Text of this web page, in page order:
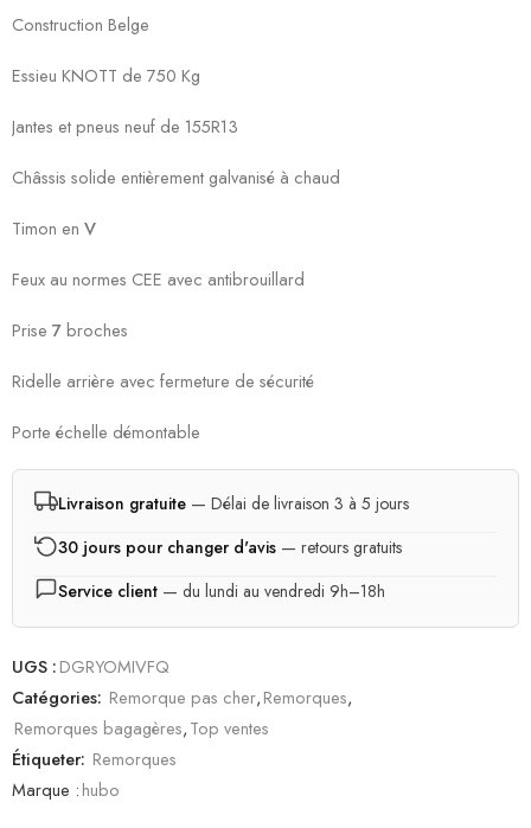
Construction Belge
Essieu KNOTT de 750 Kg
Jantes et pneus neuf de 155R13
Châssis solide entièrement galvanisé à chaud
Timon en V
Feux au normes CEE avec antibrouillard
Prise 7 broches
Ridelle arrière avec fermeture de sécurité
Porte échelle démontable
Livraison gratuite — Délai de livraison 3 à 5 jours
30 jours pour changer d'avis — retours gratuits
Service client — du lundi au vendredi 9h–18h
UGS :DGRYOMIVFQ
Catégories: Remorque pas cher,Remorques,
Remorques bagagères,Top ventes
Étiqueter: Remorques
Marque :hubo